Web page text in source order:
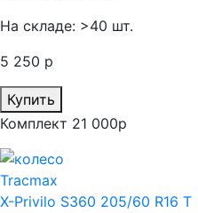
На складе: >40 шт.
5 250 р
Купить
Комплект 21 000р
Tracmax
X-Privilo S360 205/60 R16 T